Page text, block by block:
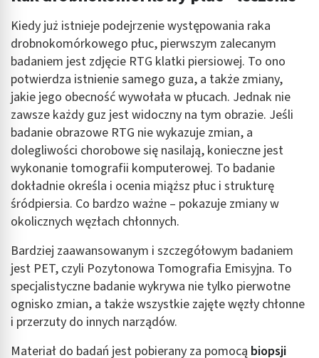
Kiedy już istnieje podejrzenie występowania raka
drobnokomórkowego płuc, pierwszym zalecanym
badaniem jest zdjęcie RTG klatki piersiowej. To ono
potwierdza istnienie samego guza, a także zmiany,
jakie jego obecność wywołała w płucach. Jednak nie
zawsze każdy guz jest widoczny na tym obrazie. Jeśli
badanie obrazowe RTG nie wykazuje zmian, a
dolegliwości chorobowe się nasilają, konieczne jest
wykonanie tomografii komputerowej. To badanie
dokładnie określa i ocenia miąższ płuc i strukturę
śródpiersia. Co bardzo ważne – pokazuje zmiany w
okolicznych węzłach chłonnych.
Bardziej zaawansowanym i szczegółowym badaniem
jest PET, czyli Pozytonowa Tomografia Emisyjna. To
specjalistyczne badanie wykrywa nie tylko pierwotne
ognisko zmian, a także wszystkie zajęte węzły chłonne
i przerzuty do innych narządów.
Materiał do badań jest pobierany za pomocą biopsji